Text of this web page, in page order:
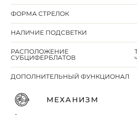
ФОРМА СТРЕЛОК
НАЛИЧИЕ ПОДСВЕТКИ
РАСПОЛОЖЕНИЕ
СУБЦИФЕРБЛАТОВ
ДОПОЛНИТЕЛЬНЫЙ ФУНКЦИОНАЛ
МЕХАНИЗМ